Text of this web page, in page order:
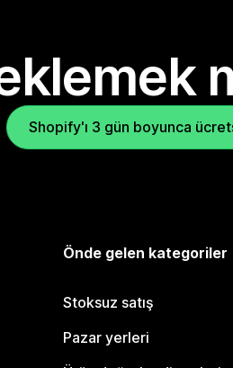
Shopify'ı 3 gün boyunca
Önde gelen kategoriler
Stoksuz satış
Pazar yerleri